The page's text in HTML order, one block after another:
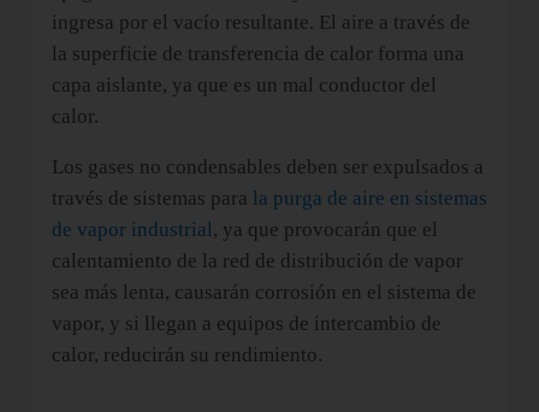
ingresa por el vacío resultante. El aire a través de
la superficie de transferencia de calor forma una
capa aislante, ya que es un mal conductor del
calor.
Los gases no condensables deben ser expulsados a
través de sistemas para la purga de aire en sistemas
de vapor industrial, ya que provocarán que el
calentamiento de la red de distribución de vapor
sea más lenta, causarán corrosión en el sistema de
vapor, y si llegan a equipos de intercambio de
calor, reducirán su rendimiento.